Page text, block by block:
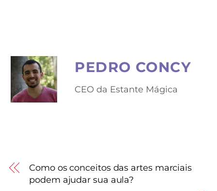
PEDRO CONCY
CEO da Estante Mágica
Como os conceitos das artes marciais
podem ajudar sua aula?